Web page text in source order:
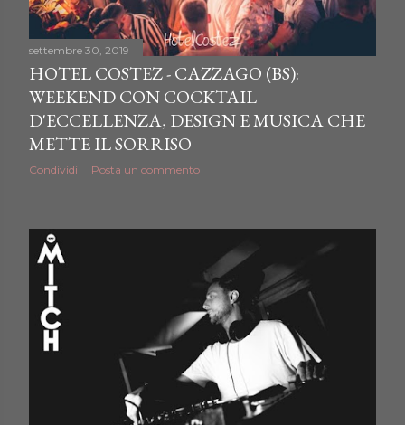
settembre 30, 2019
HOTEL COSTEZ - CAZZAGO (BS):
WEEKEND CON COCKTAIL
D'ECCELLENZA, DESIGN E MUSICA CHE
METTE IL SORRISO
Condividi Posta un commento